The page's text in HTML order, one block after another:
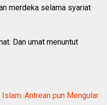
merdeka selama syariat
Dan umat menuntut
Antrean pun Mengular